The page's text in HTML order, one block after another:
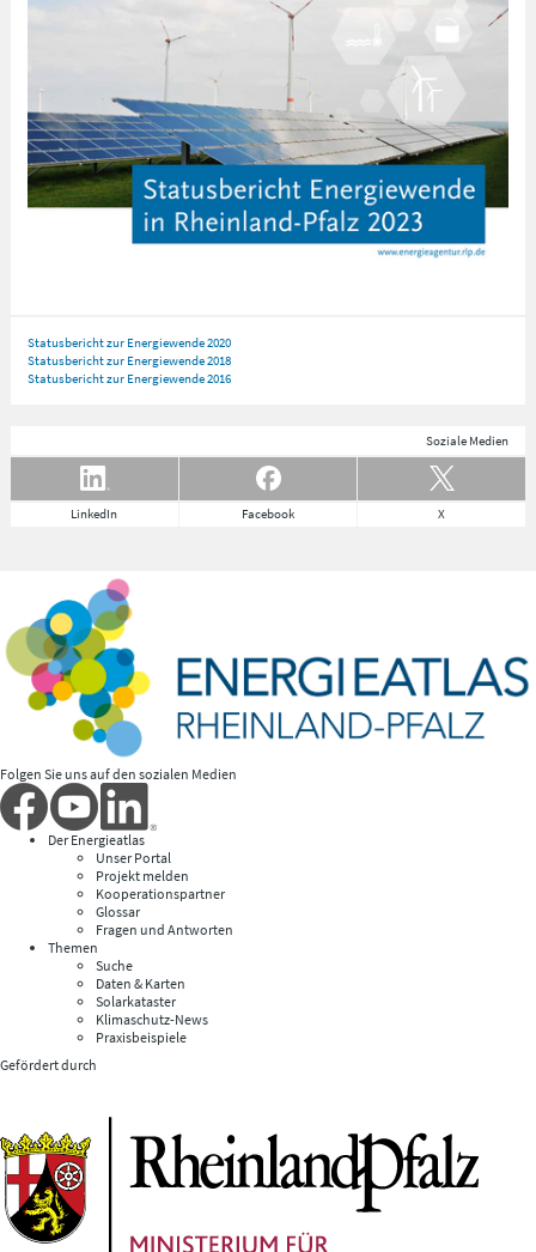
Statusbericht zur Energiewende 2020
Statusbericht zur Energiewende 2018
Statusbericht zur Energiewende 2016
Soziale Medien
LinkedIn Facebook X
Folgen Sie uns auf den sozialen Medien
Der Energieatlas
Unser Portal
Projekt melden
Kooperationspartner
Glossar
Fragen und Antworten
Themen
Suche
Daten & Karten
Solarkataster
Klimaschutz-News
Praxisbeispiele
Gefördert durch